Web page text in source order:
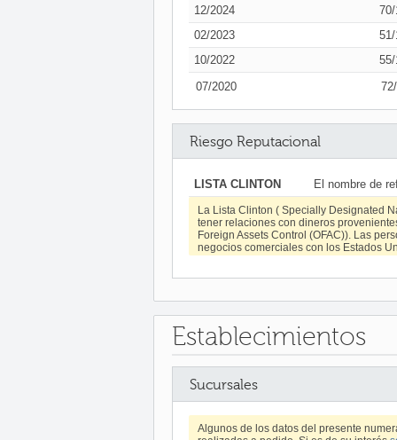
12/2024
02/2023
10/2022
07/2020
Riesgo Reputacional
LISTA CLINTON El nombre de
La Lista Clinton ( Specially Designated
tener relaciones con dineros
Foreign Assets Control (OFAC)). Las
negocios comerciales con los Estados
Establecimientos
Sucursales
Algunos de los datos del presente